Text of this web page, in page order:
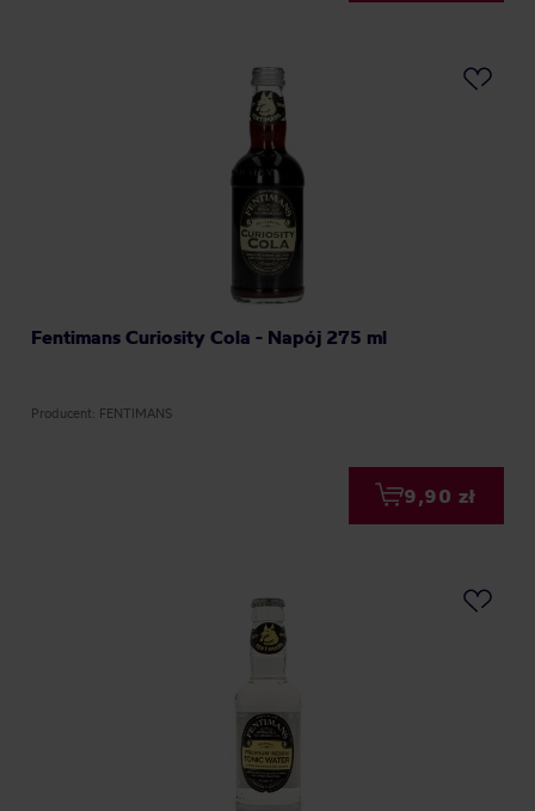
Fentimans Curiosity Cola - Napój 275 ml
Producent: FENTIMANS
9,90 zł